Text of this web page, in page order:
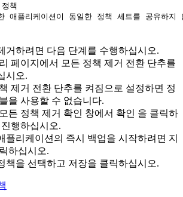
책
애플리케이션이 동일한 정책 세트를 공유하
거하려면 다음 단계를 수행하십시오.
페이지에서 모든 정책 제거 전환 단추를
시오.
제거 전환 단추를 켜짐으로 설정하면 정
을 사용할 수 없습니다.
든 정책 제거 확인 창에서 확인 을 클릭하
행하십시오.
플리케이션의 즉시 백업을 시작하려면 지
하십시오.
책을 선택하고 저장을 클릭하십시오.